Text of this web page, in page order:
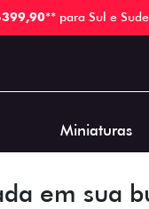
** para Sul e
Miniaturas
em sua